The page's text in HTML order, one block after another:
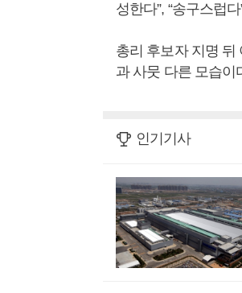
성한다”, “송구스럽
총리 후보자 지명 뒤
과 사뭇 다른 모습이
인기기사